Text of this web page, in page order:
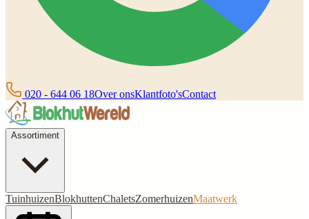
020 - 644 06 18Over onsKlantfoto'sContact
Assortiment
TuinhuizenBlokhuttenChaletsZomerhuizenMaatwerk